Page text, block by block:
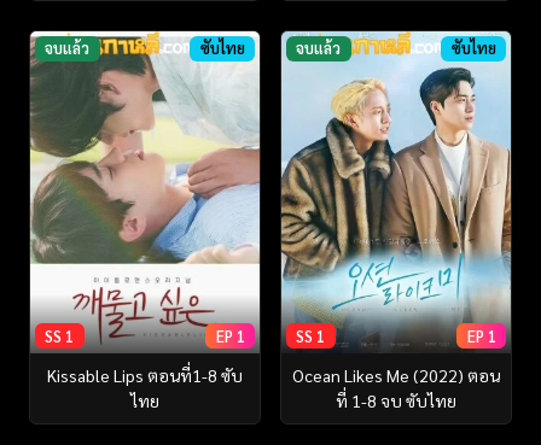
จบแล้ว ซับไทย
SS 1 EP 1
Kissable Lips ตอนที่1-8 ซับ
ไทย
จบแล้ว ซับไทย
SS 1 EP 1
Ocean Likes Me (2022) ตอน
ที่ 1-8 จบ ซับไทย